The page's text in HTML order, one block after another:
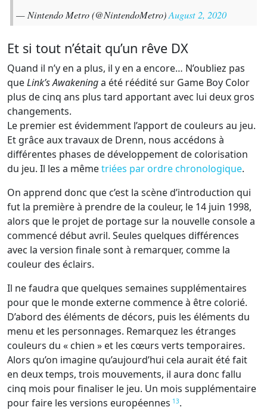
— Nintendo Metro (@NintendoMetro)August 2, 2020
Et si tout n’était qu’un rêve DX
Quand il n’y en a plus, il y en a encore… N’oubliez pas
queLink’s Awakeninga été réédité sur Game Boy Color
plus de cinq ans plus tard apportant avec lui deux gros
changements.
Le premier est évidemment l’apport de couleurs au jeu.
Et grâce aux travaux de Drenn, nous accédons à
différentes phases de développement de colorisation
du jeu. Il les a mêmetriées par ordre chronologique.
On apprend donc que c’est la scène d’introduction qui
fut la première à prendre de la couleur, le 14 juin 1998,
alors que le projet de portage sur la nouvelle console a
commencé début avril. Seules quelques différences
avec la version finale sont à remarquer, comme la
couleur des éclairs.
Il ne faudra que quelques semaines supplémentaires
pour que le monde externe commence à être colorié.
D’abord des éléments de décors, puis les éléments du
menu et les personnages. Remarquez les étranges
couleurs du « chien » et les cœurs verts temporaires.
Alors qu’on imagine qu’aujourd’hui cela aurait été fait
en deux temps, trois mouvements, il aura donc fallu
cinq mois pour finaliser le jeu. Un mois supplémentaire
pour faire les versions européennes 13.